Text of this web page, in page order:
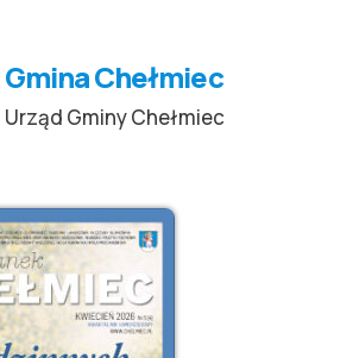
Gmina Chełmiec
Urząd Gminy Chełmiec